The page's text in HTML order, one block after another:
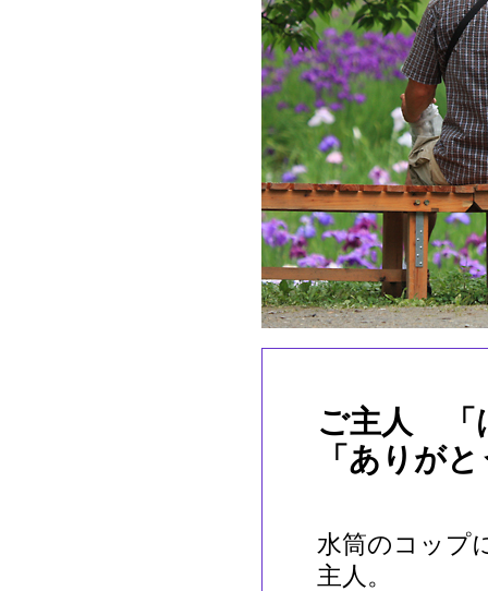
ご主人
「ありが
水筒のコップ
主人。